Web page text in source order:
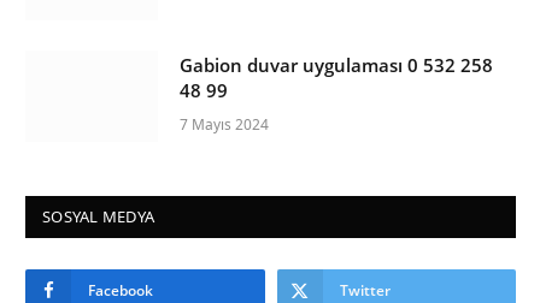
Gabion duvar uygulaması 0 532 258
48 99
7 Mayıs 2024
SOSYAL MEDYA
Facebook Twitter